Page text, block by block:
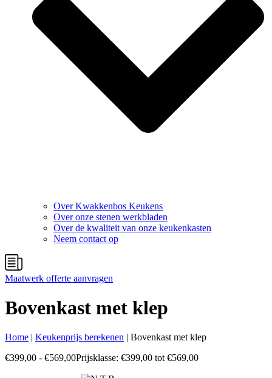
Over Kwakkenbos Keukens
Over onze stenen werkbladen
Over de kwaliteit van onze keukenkasten
Neem contact op
Maatwerk offerte aanvragen
Bovenkast met klep
Home | Keukenprijs berekenen | Bovenkast met klep
€399,00 - €569,00Prijsklasse: €399,00 tot €569,00